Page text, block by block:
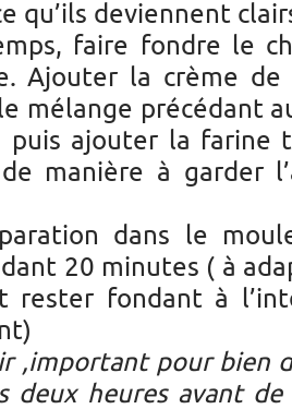
qu’ils deviennent
faire fondre le
Ajouter la crème
mélange précédant
puis ajouter la farine
manière à garder
dans le
20 minutes ( à
rester fondant à
,important pour bien
deux heures avant